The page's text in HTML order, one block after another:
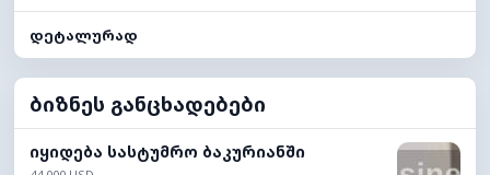
დეტალურად
ბიზნეს განცხადებები
იყიდება სასტუმრო ბაკურიანში